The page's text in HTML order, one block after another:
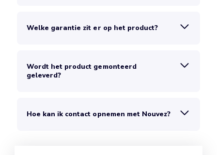
Welke garantie zit er op het product?
Wordt het product gemonteerd
geleverd?
Hoe kan ik contact opnemen met Nouvez?